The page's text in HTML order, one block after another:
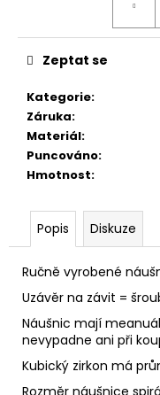
Kategorie:
Záruka:
Materiál:
Puncováno:
Hmotnost:
Zeptat se
Popis Diskuze
Ručně vyrobené
Uzávěr na závit =
Náušnic mají
nevypadne ani při
Kubický zirkon má
Rozměr náušnice
BEZPODMÍNEČNOSTI
950